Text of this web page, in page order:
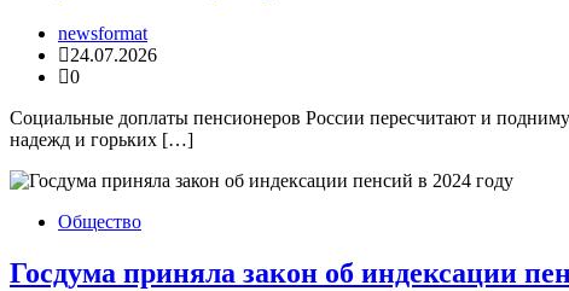
newsformat
24.07.2026
0
Социальные доплаты пенсионеров России пересчитают и
надежд и горьких […]
Общество
Госдума приняла закон об индексации